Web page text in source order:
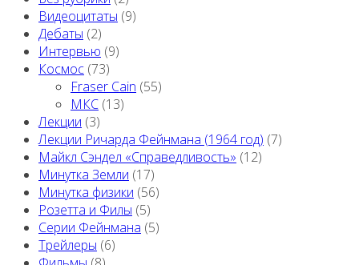
Видеоцитаты (9)
Дебаты (2)
Интервью (9)
Космос (73)
Fraser Cain (55)
МКС (13)
Лекции (3)
Лекции Ричарда Фейнмана (1964 год) (7)
Майкл Сэндел «Справедливость» (12)
Минутка Земли (17)
Минутка физики (56)
Розетта и Филы (5)
Серии Фейнмана (5)
Трейлеры (6)